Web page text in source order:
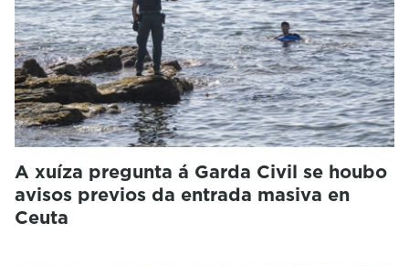
A xuíza pregunta á Garda Civil se houbo
avisos previos da entrada masiva en
Ceuta